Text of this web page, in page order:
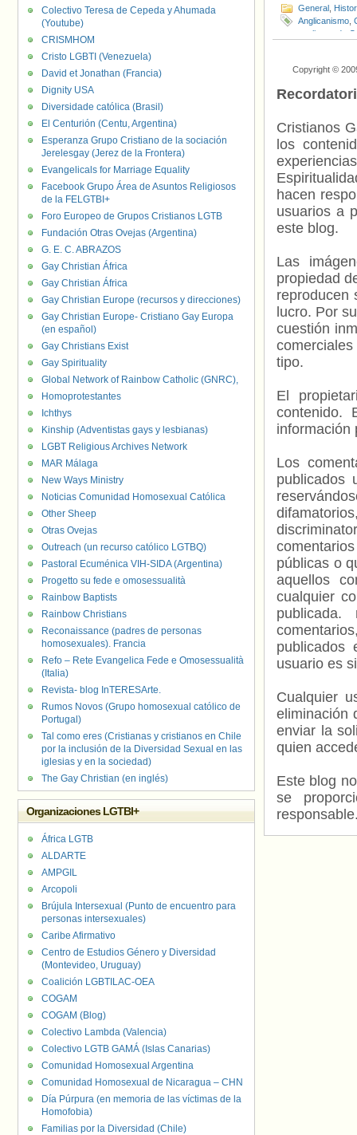
General
Anglicanismo
anglicana de
Copyright ©
Cristianos
los
hacen
usuarios a
este blog.
Las
propiedad
reproducen
lucro. Por
cuestión
tipo.
El
contenido.
información
Los
publicados
públicas o
aquellos
cualquier
usuario es
Cualquier
eliminación
enviar la
quien
Este blog
se
Colectivo Teresa de Cepeda y Ahumada
(Youtube)
CRISMHOM
Cristo LGBTI (Venezuela)
David et Jonathan (Francia)
Dignity USA
Diversidade católica (Brasil)
El Centurión (Centu, Argentina)
Esperanza Grupo Cristiano de la sociación
Jerelesgay (Jerez de la Frontera)
Evangelicals for Marriage Equality
Facebook Grupo Área de Asuntos Religiosos
de la FELGTBI+
Foro Europeo de Grupos Cristianos LGTB
Fundación Otras Ovejas (Argentina)
G. E. C. ABRAZOS
Gay Christian África
Gay Christian África
Gay Christian Europe (recursos y direcciones)
Gay Christian Europe- Cristiano Gay Europa
(en español)
Gay Christians Exist
Gay Spirituality
Global Network of Rainbow Catholic (GNRC),
Homoprotestantes
Ichthys
Kinship (Adventistas gays y lesbianas)
LGBT Religious Archives Network
MAR Málaga
New Ways Ministry
Noticias Comunidad Homosexual Católica
Other Sheep
Otras Ovejas
Outreach (un recurso católico LGTBQ)
Pastoral Ecuménica VIH-SIDA (Argentina)
Progetto su fede e omosessualità
Rainbow Baptists
Rainbow Christians
Reconaissance (padres de personas
homosexuales). Francia
Refo – Rete Evangelica Fede e Omosessualità
(Italia)
Revista- blog InTERESArte.
Rumos Novos (Grupo homosexual católico de
Portugal)
Tal como eres (Cristianas y cristianos en Chile
por la inclusión de la Diversidad Sexual en las
iglesias y en la sociedad)
The Gay Christian (en inglés)
Organizaciones LGTBI+
África LGTB
ALDARTE
AMPGIL
Arcopoli
Brújula Intersexual (Punto de encuentro para
personas intersexuales)
Caribe Afirmativo
Centro de Estudios Género y Diversidad
(Montevideo, Uruguay)
Coalición LGBTILAC-OEA
COGAM
COGAM (Blog)
Colectivo Lambda (Valencia)
Colectivo LGTB GAMÁ (Islas Canarias)
Comunidad Homosexual Argentina
Comunidad Homosexual de Nicaragua – CHN
Día Púrpura (en memoria de las víctimas de la
Homofobia)
Familias por la Diversidad (Chile)